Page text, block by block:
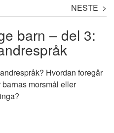
NESTE >
barn – del 3:
Hvordan foregår
morsmål eller